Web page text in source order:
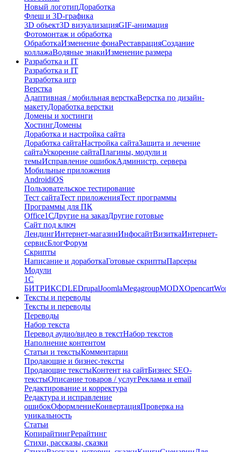
Новый логотипДоработка
Флеш и 3D-графика
3D объект3D визуализацияGIF-анимация
Фотомонтаж и обработка
ОбработкаИзменение фонаРеставрацияСоздание
коллажаВодяные знакиИзменение размера
Разработка и IT
Разработка и IT
Разработка игр
Верстка
Адаптивная / мобильная версткаВерстка по дизайн-
макетуДоработка верстки
Домены и хостинги
ХостингДомены
Доработка и настройка сайта
Доработка сайтаНастройка сайтаЗащита и лечение
сайтаУскорение сайтаПлагины, модули и
темыИсправление ошибокАдминистр. сервера
Мобильные приложения
AndroidiOS
Пользовательское тестирование
Тест сайтаТест приложенияТест программы
Программы для ПК
Office1СДругие на заказДругие готовые
Сайт под ключ
ЛендингИнтернет-магазинИнфосайтВизиткаИнтернет-
сервисБлогФорум
Скрипты
Написание и доработкаГотовые скриптыПарсеры
Модули
1C
БИТРИКСDLEDrupalJoomlaMegagroupMODXOpencart
Тексты и переводы
Тексты и переводы
Переводы
Набор текста
Перевод аудио/видео в текстНабор текстов
Наполнение контентом
Статьи и текстыКомментарии
Продающие и бизнес-тексты
Продающие текстыКонтент на сайтБизнес SEO-
текстыОписание товаров / услугРеклама и email
Редактирование и корректура
Редактура и исправление
ошибокОформлениеКонвертацияПроверка на
уникальность
Статьи
КопирайтингРерайтинг
Стихи, рассказы, сказки